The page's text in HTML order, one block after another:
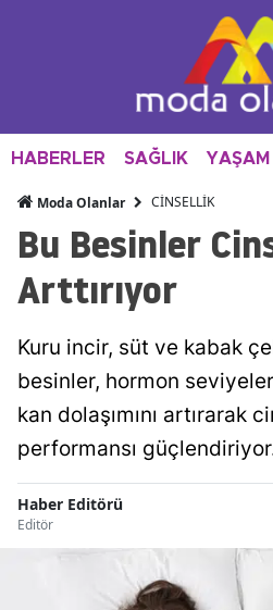
HABERLER SAĞLIK YAŞAM
Moda Olanlar CİNSELLİK
Bu Besinler
Arttırıyor
Kuru incir, süt ve kabak
besinler, hormon
kan dolaşımını artırarak
performansı
Haber Editörü
Editör